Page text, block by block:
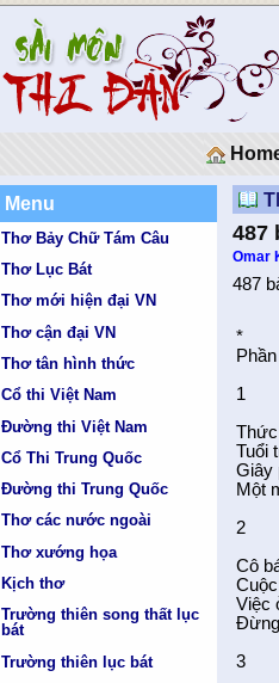
Menu
Thơ Bảy Chữ Tám Câu
Thơ Lục Bát
Thơ mới hiện đại VN
Thơ cận đại VN
Thơ tân hình thức
Cổ thi Việt Nam
Đường thi Việt Nam
Cổ Thi Trung Quốc
Đường thi Trung Quốc
Thơ các nước ngoài
Thơ xướng họa
Kịch thơ
Trường thiên song thất lục
bát
Trường thiên lục bát
487
Omar
487
*
1
Tuổi
Giây
Một
2
Cô
Việc
3